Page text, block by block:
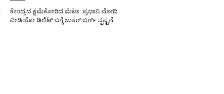
ಕೇಂದ್ರದ ಕ್ಷಮೆಕೋರಿದ ಮೆಟಾ: ಪ್ರಧಾನಿ ಮೋದಿ
ವೀಡಿಯೋ ಡಿಲಿಟ್ ಬಗ್ಗೆ ಜುಕರ್ ಬರ್ಗ್ ಸ್ಪಷ್ಟನೆ